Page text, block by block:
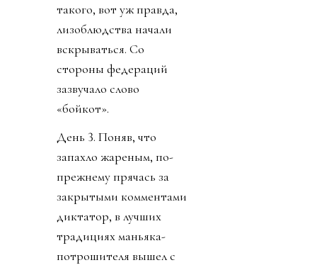
такого, вот уж правда,
лизоблюдства начали
вскрываться. Со
стороны федераций
зазвучало слово
«бойкот».
День 3. Поняв, что
запахло жареным, по-
прежнему прячась за
закрытыми комментами
диктатор, в лучших
традициях маньяка-
потрошителя вышел с